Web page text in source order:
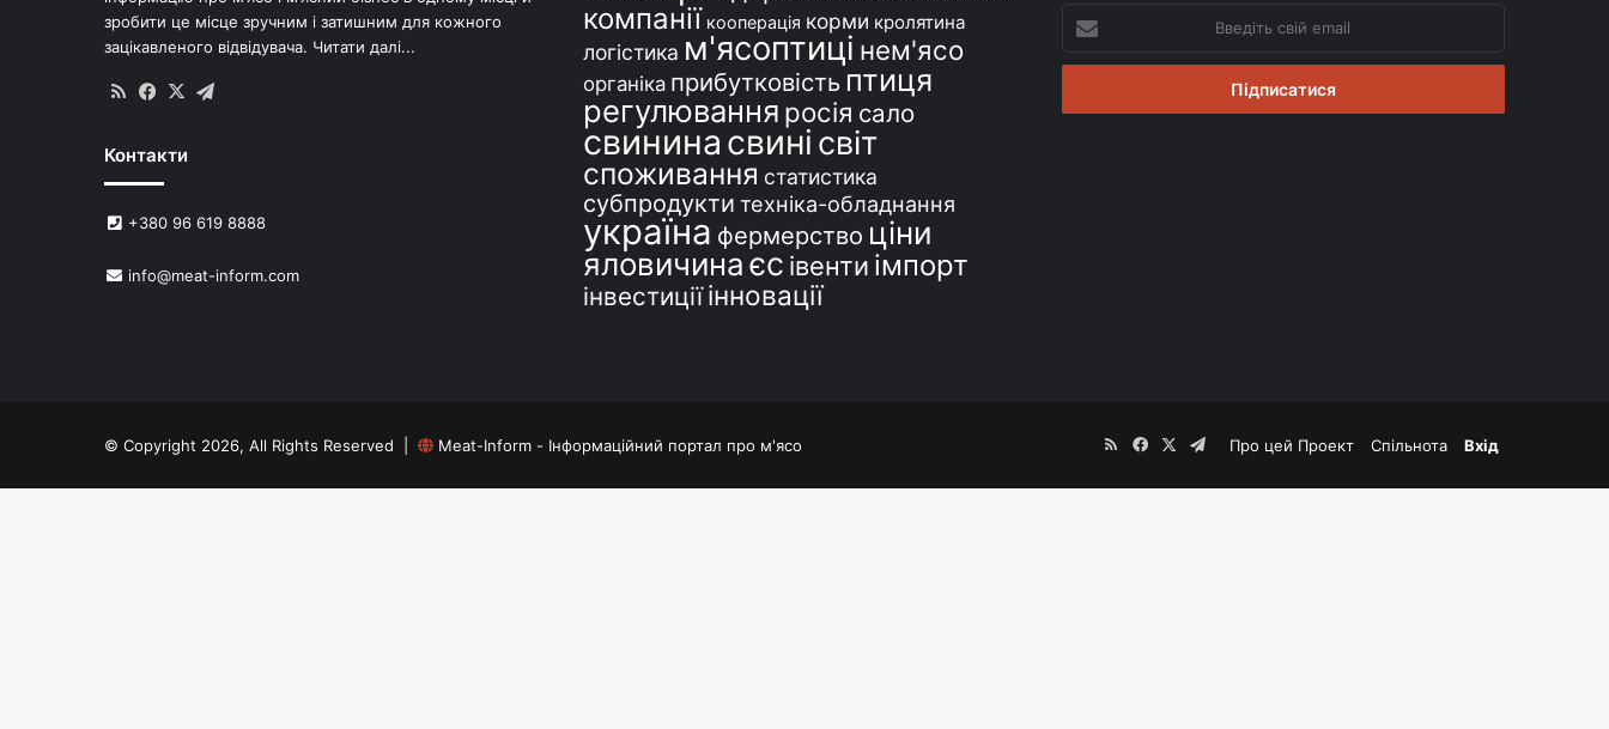
зробити це місце зручним і затишним для кожного
зацікавленого відвідувача. Читати далі...
RSS Facebook
X
Контакти
+380 96 619 8888
info@meat-inform.com
компанії кооперація корми кролятина
логістика м'ясоптиці нем'ясо
органіка прибутковість птиця
регулювання росія сало
свинина свині світ
споживання статистика
субпродукти техніка-обладнання
україна фермерство ціни
яловичинаєс івенти імпорт
інвестиції інновації
свій
email
© Copyright 2026, All Rights Reserved | Meat-Inform - Інформаційний портал про м'ясо Про цей Проект Спільнота Вхід
RSSFacebookTelegram